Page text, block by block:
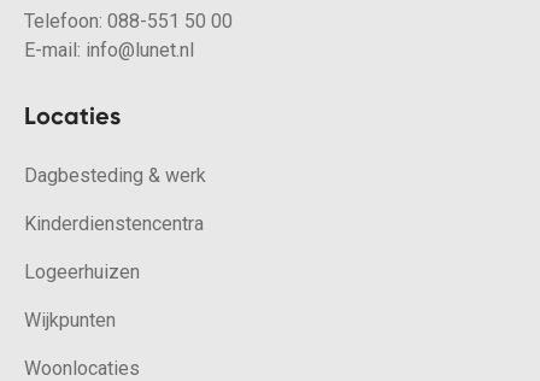
Telefoon: 088-551 50 00
E-mail: info@lunet.nl
Locaties
Dagbesteding & werk
Kinderdienstencentra
Logeerhuizen
Wijkpunten
Woonlocaties